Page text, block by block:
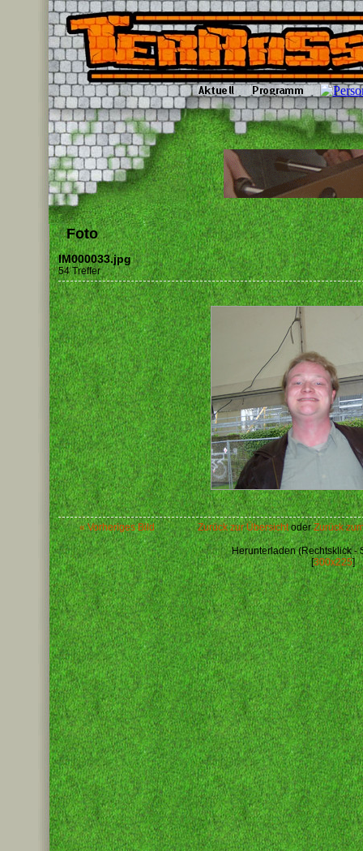
Foto
IM000033.jpg
54 Treffer
« Vorheriges Bild Zurück zur ÜbersichtoderZurück
Herunterladen (Rechtsklick -
[300x225]